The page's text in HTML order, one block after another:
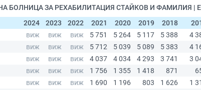
БОЛНИЦА ЗА РЕХАБИЛИТАЦИЯ СТАЙКОВ И ФАМИЛИЯ |
2024
2023 2022 2021 2020 2019 2018